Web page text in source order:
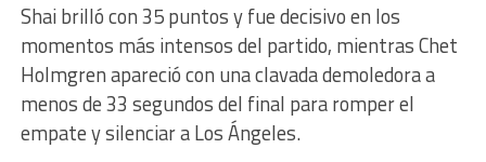
Shai brilló con 35 puntos y fue decisivo en los
momentos más intensos del partido, mientras Chet
Holmgren apareció con una clavada demoledora a
menos de 33 segundos del final para romper el
empate y silenciar a Los Ángeles.